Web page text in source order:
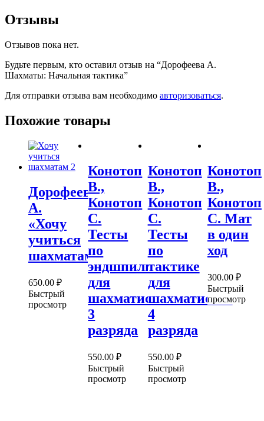
Отзывы
Отзывов пока нет.
Будьте первым, кто оставил отзыв на “Дорофеева А.
Шахматы: Начальная тактика”
Для отправки отзыва вам необходимо авторизоваться.
Похожие товары
Дорофеева
А.
«Хочу
учиться
шахматам-2!»
650.00 ₽
Быстрый
просмотр
Конотоп
В.,
Конотоп
С.
Тесты
по
эндшпилю
для
шахматистов
3
разряда
550.00₽
Быстрый
просмотр
Конотоп
В.,
Конотоп
С.
Тесты
по
тактике
для
шахматистов
4
разряда
550.00 ₽
Быстрый
просмотр
Конотоп
В.,
Конотоп
С. Мат
в один
ход
300.00 ₽
Быстрый
просмотр